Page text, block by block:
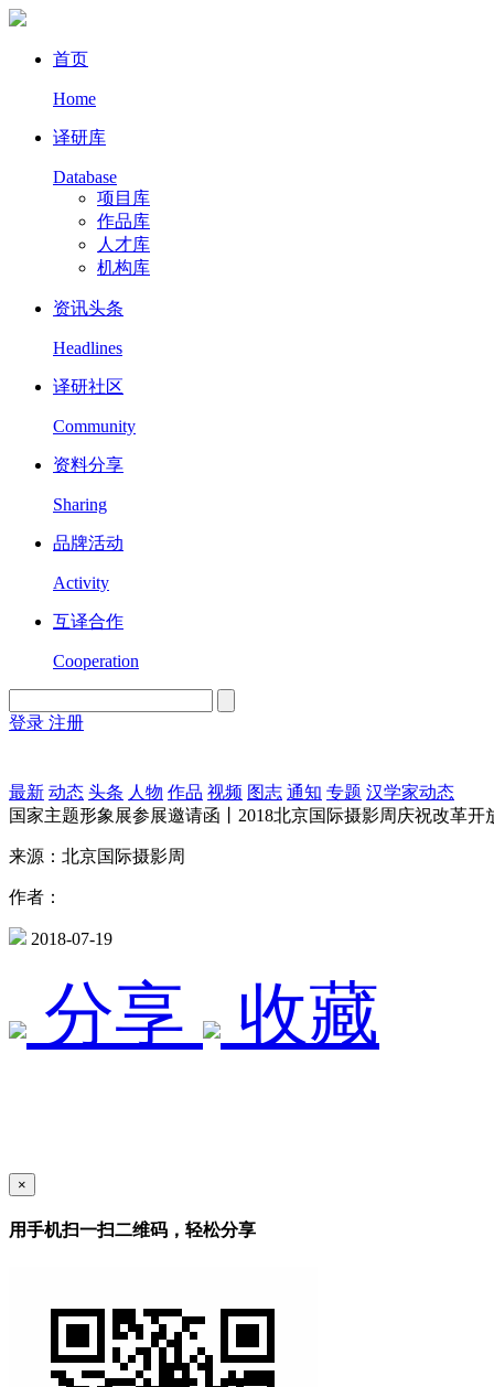
首页
Home
译研库
Database
项目库
作品库
人才库
机构库
资讯头条
Headlines
译研社区
Community
资料分享
Sharing
品牌活动
Activity
互译合作
Cooperation
登录 注册
最新 动态 头条 人物 作品 视频 图志 通知 专题 汉学家动态
国家主题形象展参展邀请函丨2018北京国际摄影周庆祝改革开
来源：北京国际摄影周
作者：
2018-07-19
分享 收藏
×
用手机扫一扫二维码，轻松分享